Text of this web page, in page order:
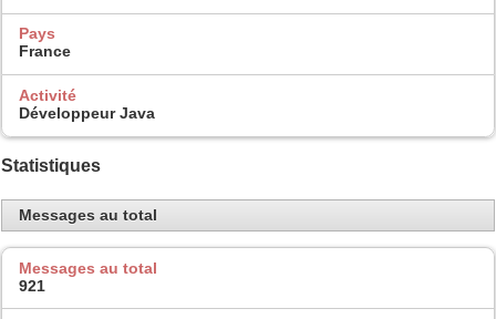
Pays
France
Activité
Développeur Java
Statistiques
Messages au total
Messages au total
921